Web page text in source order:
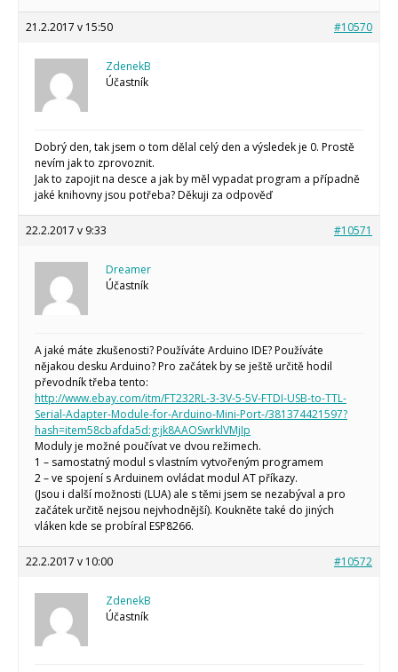
21.2.2017 v 15:50 #10570
ZdenekB
Účastník
Dobrý den, tak jsem o tom dělal celý den a výsledek je 0. Prostě
nevím jak to zprovoznit.
Jak to zapojit na desce a jak by měl vypadat program a případně
jaké knihovny jsou potřeba? Děkuji za odpověď
22.2.2017 v 9:33 #10571
Dreamer
Účastník
A jaké máte zkušenosti? Používáte Arduino IDE? Používáte
nějakou desku Arduino? Pro začátek by se ještě určitě hodil
převodník třeba tento:
http://www.ebay.com/itm/FT232RL-3-3V-5-5V-FTDI-USB-to-TTL-
Serial-Adapter-Module-for-Arduino-Mini-Port-/381374421597?
hash=item58cbafda5d:g:jk8AAOSwrklVMjIp
Moduly je možné poučívat ve dvou režimech.
1 – samostatný modul s vlastním vytvořeným programem
2 – ve spojení s Arduinem ovládat modul AT příkazy.
(Jsou i další možnosti (LUA) ale s těmi jsem se nezabýval a pro
začátek určitě nejsou nejvhodnější). Koukněte také do jiných
vláken kde se probíral ESP8266.
22.2.2017 v 10:00 #10572
ZdenekB
Účastník